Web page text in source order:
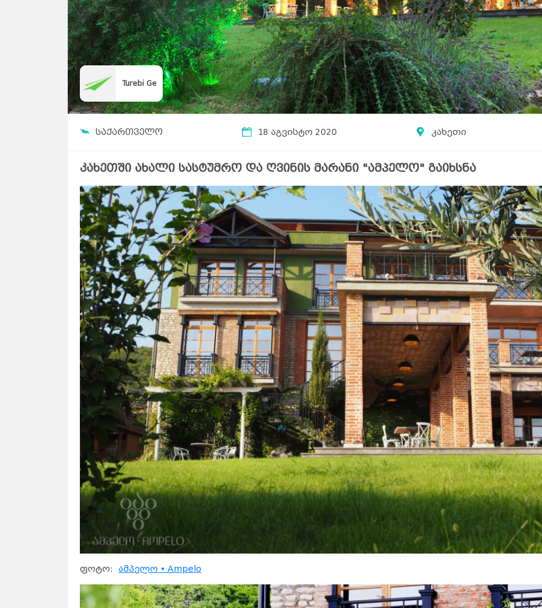
Turebi Ge
საქართველო 18 აგვისტო 2020 კახეთი
კახეთში ახალი სასტუმრო და ღვინის მარანი "ამპელო" გაიხსნა
ფოტო: ამპელო • Ampelo